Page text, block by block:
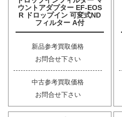
ウントアダプター EF-EOS
R ドロップイン 可変式ND
フィルター A付
新品参考買取価格
お問合せ下さい
中古参考買取価格
お問合せ下さい